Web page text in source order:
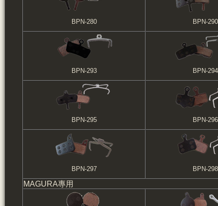
BPN-280 BPN-290
BPN-293 BPN-294
BPN-295 BPN-296
BPN-297 BPN-298
MAGURA專用